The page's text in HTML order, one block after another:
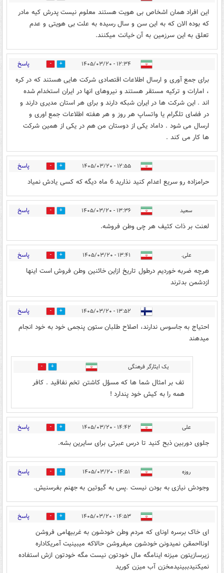
این افراد همان اشخاص بی هویت هستند معلوم نیست پدرش کیه مادر
که بوده الان که به این سن و سال رسیده به علت بی هویتی و عدم
تعلق به این سرزمین به آن خیانت میکنند.
۱۲:۳۴ - ۱۴۰۵/۰۳/۲۰ 0 پاسخ
برای جمع آوری و ارسال اطلاعات اقتصادی شرکت هایی هستند که در کره
، امارات و ترکیه مستقر هستند و نیروهای انها در ایران استخدام شده
اند . این شرکت ها در ایران شبکه دارند و برای هر استان مدیری دارند و
در فضای تلگرام یا واتساپ هر روز و هر هفته اطلاعات جمع اوری و
ارسال می شود . داماد یکی از دوستان من هم در یکی از همین شرکت
ها کار می کند .
۱۲:۵۵ - ۱۴۰۵/۰۳/۲۰ 17 پاسخ
حرامزاده رو سریع اعدام کنید نذارید 6 ماه دیگه که کسی یادش نمیاد
سعید ۱۳:۳۶ - ۱۴۰۵/۰۳/۲۰ 13 پاسخ
لعنت بر ذات کثیف هر چی وطن فروشه.
علی. ۱۳:۴۱ - ۱۴۰۵/۰۳/۲۰ 6 پاسخ
هرچه ضربه خوردیم درطول تاریخ ازاین خائنین وطن فروش است اینها
ازدشمن بدترند
۱۳:۵۲ - ۱۴۰۵/۰۳/۲۰ 2 پاسخ
احتیاج به جاسوس ندارند، اصلاح طلبان ستون پنجمی خود به خود انجام
میدهند
یک ایثارگر فرهنگی 1
تف بر امثال شما ها که مسؤل کاشتن تخم نفاقید . کافر
همه را به کیش خود پندارد !
علی ۱۴:۴۲ - ۱۴۰۵/۰۳/۲۰ 6 پاسخ
جلوی دوربین ذبح کنید تا درس عبرتی برای سایرین بشه.
روزه ۱۴:۵۱ - ۱۴۰۵/۰۳/۲۰ 7 پاسخ
وجودش نیازی به بودن نیست .پس به گیوتین به جهنم بفرسنیش.
۱۴:۵۳ - ۱۴۰۵/۰۳/۲۰ 6 پاسخ
ای خاک برسره اونای که مردم وطن خودشون به غربیهامی فروشن
اونااحمقن نمیدونن خودشون میفروشن حالاکه میبینیت آمریکاداره
زیرسازیتون میزنه اینامگه مال خودتون نیست مگه خودتون ازش استفاده
نمیکنیدببینیدمخزن آب میزن کورید